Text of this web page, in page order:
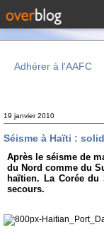
Adhérer à l'AAFC
19 janvier 2010
Séisme à Haïti :
Après le séisme de
du Nord comme du
haïtien. La Corée
secours.